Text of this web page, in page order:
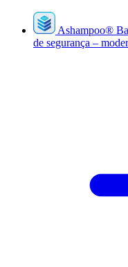
Ashampoo®
de segurança –